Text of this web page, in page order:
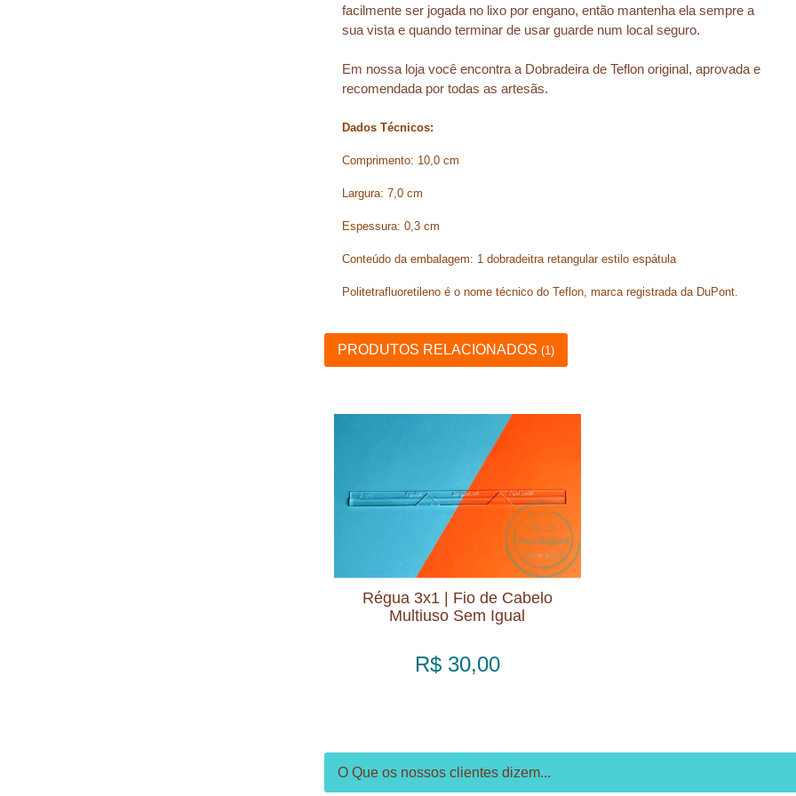
facilmente ser jogada no lixo por engano, então mantenha ela sempre a
sua vista e quando terminar de usar guarde num local seguro.
Em nossa loja você encontra a Dobradeira de Teflon original, aprovada e
recomendada por todas as artesãs.
Dados Técnicos:
Comprimento: 10,0 cm
Largura: 7,0 cm
Espessura: 0,3 cm
Conteúdo da embalagem: 1 dobradeitra retangular estilo espátula
Politetrafluoretileno é o nome técnico do Teflon, marca registrada da DuPont.
PRODUTOS RELACIONADOS (1)
Régua 3x1 | Fio de Cabelo
Multiuso Sem Igual
R$ 30,00
O Que os nossos clientes dizem...